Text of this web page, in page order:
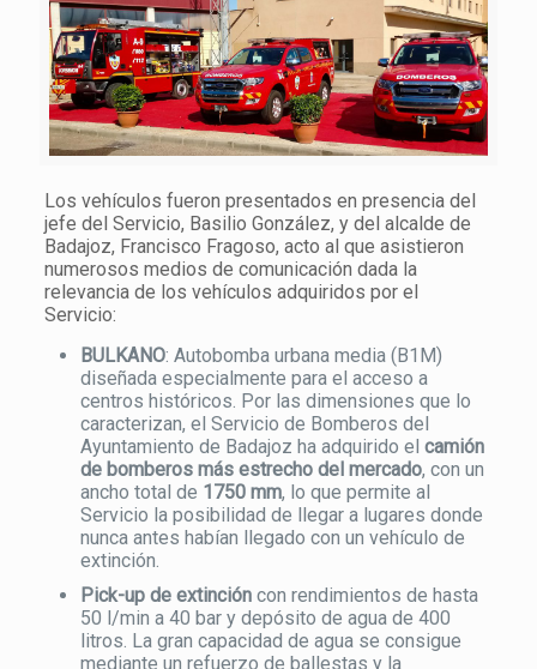
Los vehículos fueron presentados en presencia del
jefe del Servicio, Basilio González, y del alcalde de
Badajoz, Francisco Fragoso, acto al que asistieron
numerosos medios de comunicación dada la
relevancia de los vehículos adquiridos por el
Servicio:
BULKANO: Autobomba urbana media (B1M)
diseñada especialmente para el acceso a
centros históricos. Por las dimensiones que lo
caracterizan, el Servicio de Bomberos del
Ayuntamiento de Badajoz ha adquirido el camión
de bomberos más estrecho del mercado, con un
ancho total de 1750 mm, lo que permite al
Servicio la posibilidad de llegar a lugares donde
nunca antes habían llegado con un vehículo de
extinción.
Pick-up de extincióncon rendimientos de hasta
50 l/min a 40 bar y depósito de agua de 400
litros. La gran capacidad de agua se consigue
mediante un refuerzo de ballestas y la